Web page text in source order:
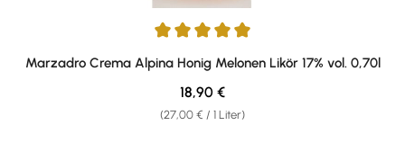
Durchschnittliche Bewertung von 5 von 5 Sternen
Marzadro Crema Alpina Honig Melonen Likör 17% vol. 0,70l
(27,00 € / 1 Liter)
Regulärer Preis:
18,90 €